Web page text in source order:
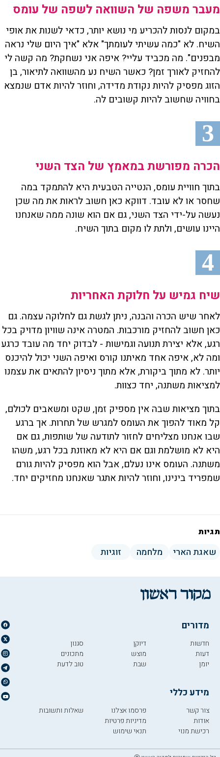
מעבר משפה של השוואה לשפה של עומס
במקום לנסות להכריע מי נושא יותר, כדאי לשנות את אופי
השיח. לא "כמה עשיתי לעומתך" אלא "איך היום שלי נראה
מבפנים". מה מכביד עליי? איפה אני נשחקת? מה קשה לי
להחזיק לאורך זמן? כאשר השיח נע מהשוואה לתיאור, בן
הזוג מפסיק להיות נקודת מדידה, וחוזר להיות אדם שנמצא
בחוויה שחשוב להיות קשובים לה.
3
הכרה מפורשת במאמץ של הצד השני
בתוך חוויית עומס, הנטייה הטבעית היא להתמקד במה
שחסר או לא עובד. דווקא כאן חשוב לראות את מה שכן
נעשה על-ידי הצד השני, גם אם הוא שונה ממה שאנחנו
היינו עושים, ולתת לו מקום בתוך השיח.
4
שיח גמיש על חלוקת האחריות
לאחר שיש הכרה והבנה, ניתן לגשת גם לחלוקה עצמה. גם
כאן חשוב להחזיק מורכבות. המטרה אינה שוויון מדויק בכל
רגע, אלא יצירת תנועה וגמישות - לבדוק יחד מה עובד כרגע
ומה לא, איפה אחד מאיתנו קורס ואיפה השני יכול להיכנס
יותר. לא מתוך ביקורת, אלא מתוך ניסיון להתאים את עצמנו
למציאות משתנה, יחד כצוות.
בתוך מציאות שבה אין מספיק זמן, שקט ומשאבים לכולם,
קל מאוד להפוך את העומס למגרש של תחרות. אך ברגע
שבו אנחנו מצליחים לחזור לתודעה של שותפות, גם אם
היא לא מושלמת וגם אם היא לא מאוזנת בכל רגע, משהו
משתנה. העומס אינו נעלם, אבל הוא מפסיק להיות גורם
שמפריד בינינו, וחוזר להיות אתגר שאנחנו מחזיקים יחד.
תגיות
שאגת הארי מלחמה זוגיות
מדורים
חדשות
דעות
יומן
דיוקן
מוצש
שבת
סגנון
מתכונים
טוב לדעת
מידע כללי
צור קשר
אודות
רכישת מנוי
פרסמו אצלנו
מדיניות פרטיות
תנאי שימוש
שאלות ותשובות